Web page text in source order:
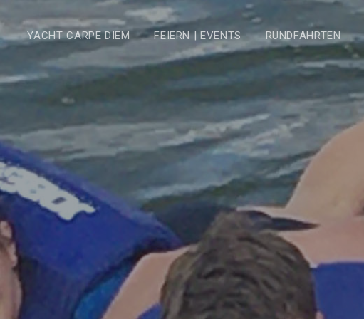
YACHT CARPE DIEM FEIERN | EVENTS RUNDFAHRTEN